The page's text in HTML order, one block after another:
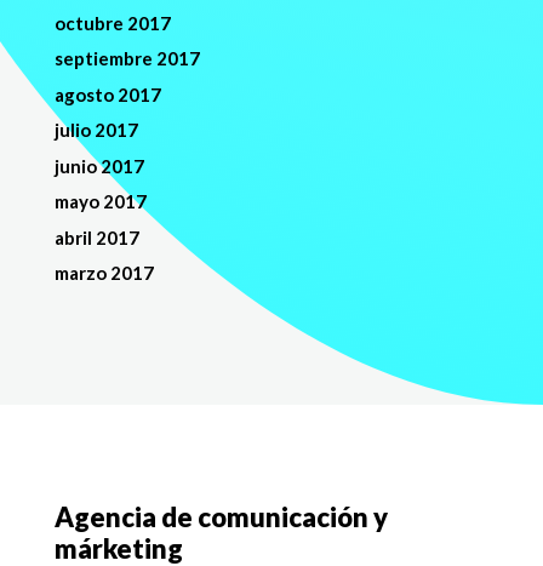
octubre 2017
septiembre 2017
agosto 2017
julio 2017
junio 2017
mayo 2017
abril 2017
marzo 2017
Agencia de comunicación y
márketing